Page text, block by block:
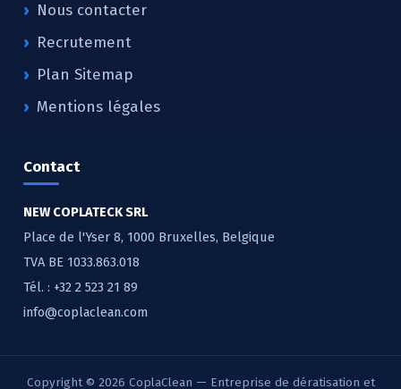
Nous contacter
Recrutement
Plan Sitemap
Mentions légales
Contact
NEW COPLATECK SRL
Place de l'Yser 8, 1000 Bruxelles, Belgique
TVA BE 1033.863.018
Tél. : +32 2 523 21 89
info@coplaclean.com
Copyright © 2026 CoplaClean — Entreprise de dératisation et